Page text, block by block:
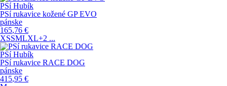
PSí Hubík
PSí rukavice kožené GP EVO
pánske
165,76 €
XSSMLXL+2 ...
PSí Hubík
PSí rukavice RACE DOG
pánske
415,95 €